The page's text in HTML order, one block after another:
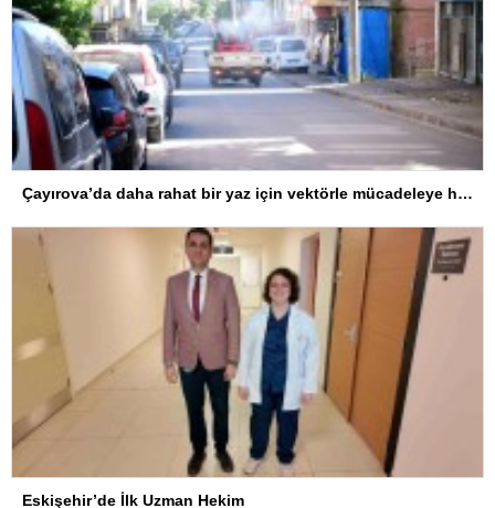
Çayırova’da daha rahat bir yaz için vektörle mücadeleye hız verildi
Eskişehir’de İlk Uzman Hekim